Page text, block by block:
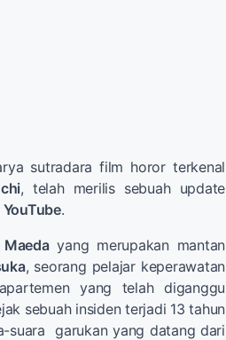
sutradara film horor terkenal
, telah merilis sebuah update
YouTube.
yang merupakan mantan
, seorang pelajar keperawatan
yang telah diganggu
sebuah insiden terjadi 13 tahun
suara garukan yang datang dari